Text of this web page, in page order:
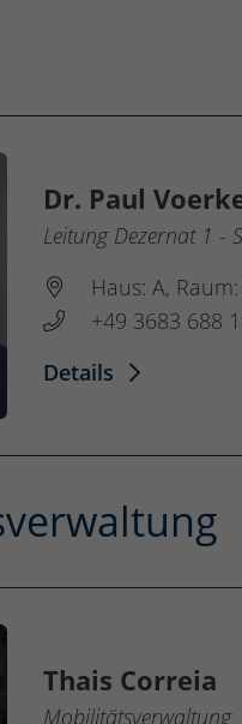
Dr. Paul
Leitung Dezernat 1 -
Haus: A,
+49 3683 688
Details
Thais Correia
Mobilitätsverwaltung